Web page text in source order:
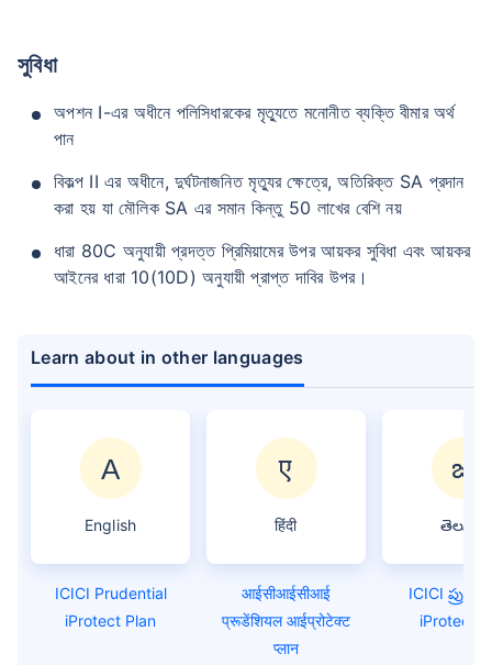
সুবিধা
অপশন I-এর অধীনে পলিসিধারকের মৃত্যুতে মনোনীত ব্যক্তি বীমার অর্থ
পান
বিকল্প II এর অধীনে, দুর্ঘটনাজনিত মৃত্যুর ক্ষেত্রে, অতিরিক্ত SA প্রদান
করা হয় যা মৌলিক SA এর সমান কিন্তু 50 লাখের বেশি নয়
ধারা 80C অনুযায়ী প্রদত্ত প্রিমিয়ামের উপর আয়কর সুবিধা এবং আয়কর
আইনের ধারা 10(10D) অনুযায়ী প্রাপ্ত দাবির উপর।
Learn about in other languages
English
ICICI Prudential
iProtect Plan
हिंदी
आईसीआईसीआई
प्रूडेंशियल आईप्रोटेक्ट
प्लान
తెలుగు
ICICI
iProtect